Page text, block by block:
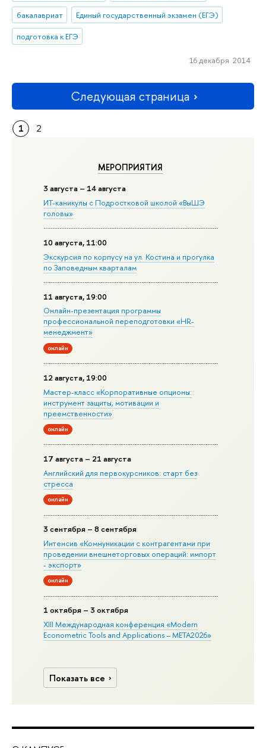
МЕРОПРИЯТИЯ
3 августа – 14 августа
ИТ-каникулы с Подростковой школой «ВыШЭ
головы»
10 августа, 11:00
Экскурсия по корпусу на ул. Костина и прогулка
по Заповедным кварталам
11 августа, 19:00
Онлайн-презентация программы
профессиональной переподготовки «HR-
менеджмент»
онлайн
12 августа, 19:00
Мастер-класс «Корпоративные опционы:
инструмент защиты, мотивации и
преемственности»
онлайн
17 августа – 21 августа
Английский для первокурсников: старт без
стресса
онлайн
3 сентября – 8 сентября
Интенсив «Коммуникации с контрагентами при
проведении внешнеторговых операций: импорт
- экспорт»
онлайн
1 октября – 3 октября
XIII Международная конференция «Modern
Econometric Tools and Applications – META2026»
Показать все
бакалавриат
Единый государственный экзамен (ЕГЭ)
подготовка к ЕГЭ
16 декабря 2014
Следующая страница
1 2